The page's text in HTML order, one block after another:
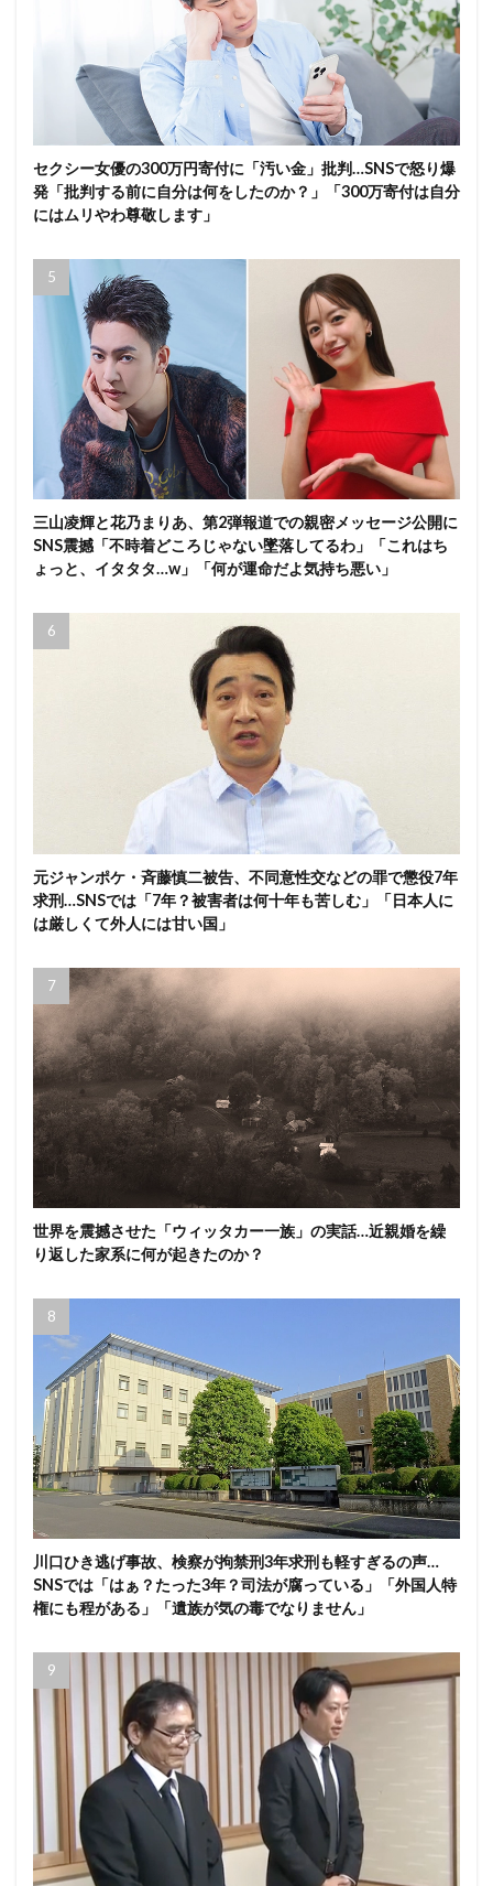
セクシー女優の300万円寄付に「汚い金」批判…SNSで怒り爆
発「批判する前に自分は何をしたのか？」「300万寄付は自分
にはムリやわ尊敬します」
三山凌輝と花乃まりあ、第2弾報道での親密メッセージ公開に
SNS震撼「不時着どころじゃない墜落してるわ」「これはち
ょっと、イタタタ…w」「何が運命だよ気持ち悪い」
元ジャンポケ・斉藤慎二被告、不同意性交などの罪で懲役7年
求刑…SNSでは「7年？被害者は何十年も苦しむ」「日本人に
は厳しくて外人には甘い国」
世界を震撼させた「ウィッタカー一族」の実話…近親婚を繰
り返した家系に何が起きたのか？
川口ひき逃げ事故、検察が拘禁刑3年求刑も軽すぎるの声…
SNSでは「はぁ？たった3年？司法が腐っている」「外国人特
権にも程がある」「遺族が気の毒でなりません」